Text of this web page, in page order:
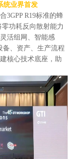
统业界首发
3GPP R19标准的蜂
功耗反向散射能力
活组网、智能感
备、资产、生产流程
核心技术底座，助